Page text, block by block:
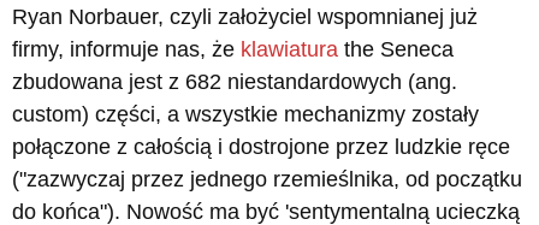
Ryan Norbauer, czyli założyciel wspomnianej już
firmy, informuje nas, że klawiatura the Seneca
zbudowana jest z 682 niestandardowych (ang.
custom) części, a wszystkie mechanizmy zostały
połączone z całością i dostrojone przez ludzkie ręce
("zazwyczaj przez jednego rzemieślnika, od początku
do końca"). Nowość ma być 'sentymentalną ucieczką